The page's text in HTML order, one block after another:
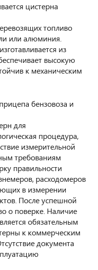
цистерна
топливо
или алюминия.
из
высокую
к механическим
бензовоза и
для
процедура,
измерительной
требованиям
правильности
расходомеров
в измерении
После успешной
о поверке. Наличие
обязательным
к коммерческим
документа